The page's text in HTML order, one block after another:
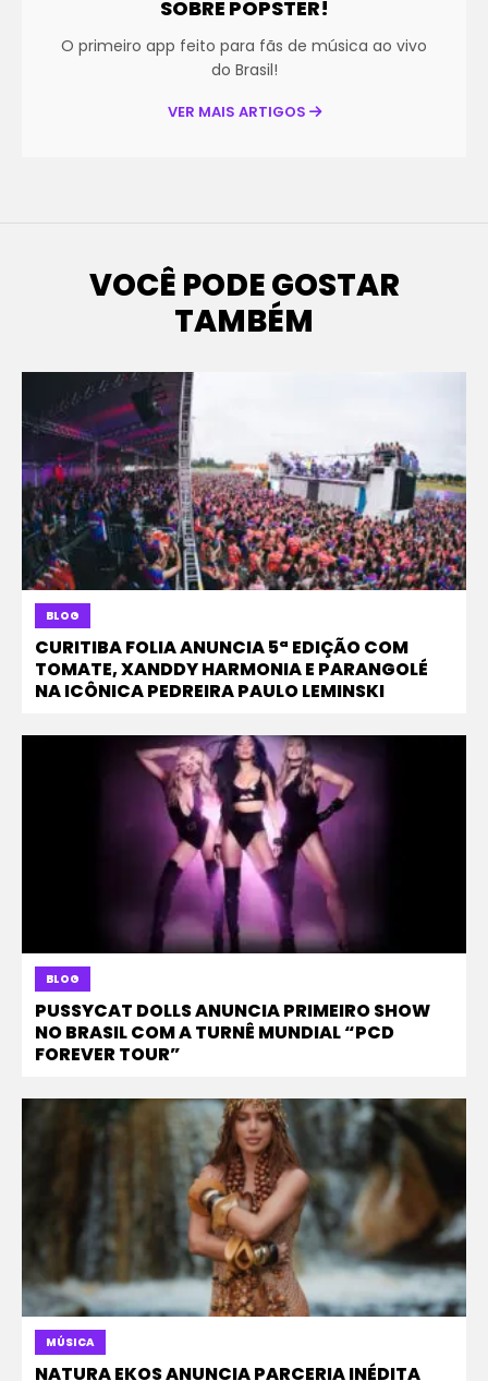
SOBRE POPSTER!
O primeiro app feito para fãs de música ao vivo
do Brasil!
VER MAIS ARTIGOS
VOCÊ PODE GOSTAR
TAMBÉM
BLOG
CURITIBA FOLIA ANUNCIA 5ª EDIÇÃO COM
TOMATE, XANDDY HARMONIA E PARANGOLÉ
NA ICÔNICA PEDREIRA PAULO LEMINSKI
BLOG
PUSSYCAT DOLLS ANUNCIA PRIMEIRO SHOW
NO BRASIL COM A TURNÊ MUNDIAL “PCD
FOREVER TOUR”
MÚSICA
NATURA EKOS ANUNCIA PARCERIA INÉDITA